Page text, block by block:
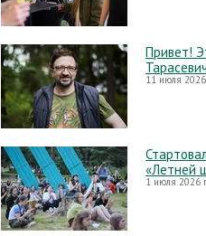
Привет!
11 июля 2026
«Летней
1 июля 2026